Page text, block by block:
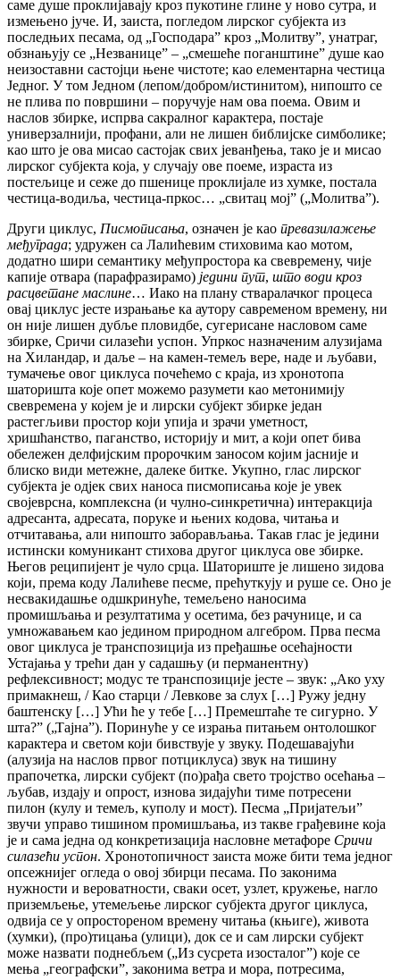
саме душе проклијавају кроз пукотине глине у ново сутра, и
измењено јуче. И, заиста, погледом лирског субјекта из
последњих песама, од „Господараˮ кроз „Молитвуˮ, унатраг,
обзнањују се „Незваницеˮ – „смешеће поганштинеˮ душе као
неизоставни састојци њене чистоте; као елементарна честица
Једног. У том Једном (лепом/добром/истинитом), нипошто се
не плива по површини – поручује нам ова поема. Овим и
наслов збирке, испрва сакралног карактера, постаје
универзалнији, профани, али не лишен библијске симболике;
као што је ова мисао састојак свих јеванђења, тако је и мисао
лирског субјекта која, у случају ове поеме, израста из
постељице и сеже до пшенице проклијале из хумке, постала
честица-водиља, честица-пркос… „свитац мојˮ („Молитваˮ).
Други циклус, Писмописања, означен је као превазилажење
међуграда; удружен са Лалићевим стиховима као мотом,
додатно шири семантику међупростора ка свевремену, чије
капије отвара (парафразирамо) једини пут, што води кроз
расцветане маслине… Иако на плану стваралачког процеса
овај циклус јесте израњање ка аутору савременом времену, ни
он није лишен дубље пловидбе, сугерисане насловом саме
збирке, Сричи силазећи успон. Упркос назначеним алузијама
на Хиландар, и даље – на камен-темељ вере, наде и љубави,
тумачење овог циклуса почећемо с краја, из хронотопа
шаторишта које опет можемо разумети као метонимију
свевремена у којем је и лирски субјект збирке један
растегљиви простор који упија и зрачи уметност,
хришћанство, паганство, историју и мит, а који опет бива
обележен делфијским пророчким заносом којим јасније и
блиско види метежне, далеке битке. Укупно, глас лирског
субјекта је одјек свих наноса писмописања које је увек
својеврсна, комплексна (и чулно-синкретична) интеракција
адресанта, адресата, поруке и њених кодова, читања и
отчитавања, али нипошто заборављања. Такав глас је једини
истински комуникант стихова другог циклуса ове збирке.
Његов реципијент је чуло срца. Шаториште је лишено зидова
који, према коду Лалићеве песме, прећуткују и руше се. Оно је
несвакидашње одшкринуће, темељено наносима
промишљања и резултатима у осетима, без рачунице, и са
умножавањем као једином природном алгебром. Прва песма
овог циклуса је транспозиција из пређашње осећајности
Устајања у трећи дан у садашњу (и перманентну)
рефлексивност; модус те транспозиције јесте – звук: „Ако уху
примакнеш, / Као старци / Левкове за слух […] Ружу једну
баштенску […] Ући ће у тебе […] Премештаће те сигурно. У
шта?ˮ („Тајнаˮ). Поринуће у се израња питањем онтолошког
карактера и светом који бивствује у звуку. Подешавајући
(алузија на наслов првог потциклуса) звук на тишину
прапочетка, лирски субјект (по)рађа свето тројство осећања –
љубав, издају и опрост, изнова зидајући тиме потресени
пилон (кулу и темељ, куполу и мост). Песма „Пријатељиˮ
звучи управо тишином промишљања, из такве грађевине која
је и сама једна од конкретизација насловне метафоре Сричи
силазећи успон. Хронотопичност заиста може бити тема једног
опсежнијег огледа о овој збирци песама. По законима
нужности и вероватности, сваки осет, узлет, кружење, нагло
приземљење, утемељење лирског субјекта другог циклуса,
одвија се у опростореном времену читања (књиге), живота
(хумки), (про)тицања (улици), док се и сам лирски субјект
може назвати поднебљем („Из сусрета изосталогˮ) које се
мења „географскиˮ, законима ветра и мора, потресима,